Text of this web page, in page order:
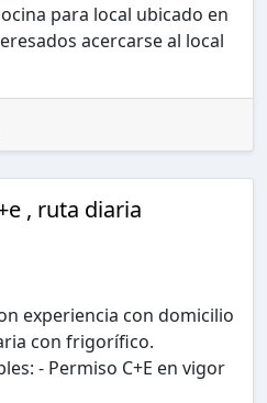
para local ubicado en
acercarse al local
, ruta diaria
experiencia con domicilio
con frigorífico.
- Permiso C+E en vigor